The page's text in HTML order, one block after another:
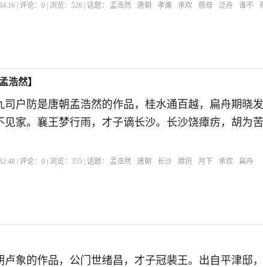
| 评论：0 | 浏览：526 | 话题： 孟浩然 唐朝 孝廉 承欢 慈母 泛舟 谁不
浩然】
司户防是唐朝孟浩然的作品，桂水通百越，扁舟期晓
见家。襄王梦行雨，才子谪长沙。长沙饶瘴疠，胡为
| 评论：0 | 浏览：355 | 话题： 孟浩然 唐朝 长沙 瘴疠 月下 承欢 扁舟
卢象的作品，公门世绪昌，才子冠裴王。出自平津邸